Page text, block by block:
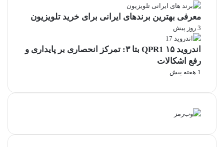
معرفی بهترین برندهای ایرانی برای خرید تلویزیون
3 روز پیش
اندروید ۱۵ QPR1 بتا ۳: تمرکز انحصاری بر پایداری و
رفع اشکالات
1 هفته پیش